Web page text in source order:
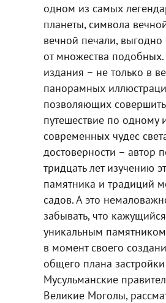
одном из самых
планеты, символа
вечной печали, выгодно
от множества подобных.
издания – не только в
панорамных
позволяющих
путешествие по одному
современных чудес
достоверности – автор
тридцать лет изучению
памятника и традиций
садов. А это
забывать, что
уникальным
в момент своего
общего плана
Мусульманские
Великие Моголы,